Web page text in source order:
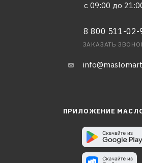
с 09:00 до
8 800 511-02-
ЗАКАЗАТЬ
ПРИЛОЖЕНИЕ